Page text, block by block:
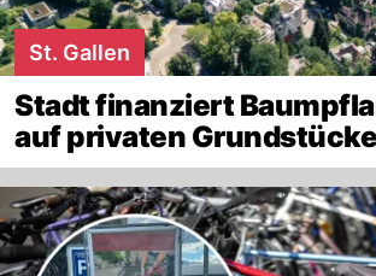
St. Gallen
Stadt finanziert
auf privaten